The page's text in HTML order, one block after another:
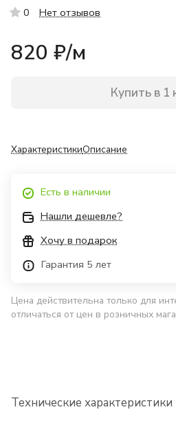
0 Нет отзывов
820 ₽/м
Купить в 1
ХарактеристикиОписание
Есть в наличии
Нашли дешевле?
Хочу в подарок
Гарантия 5 лет
Цена действительна только для
отличаться от цен в розничных
Технические